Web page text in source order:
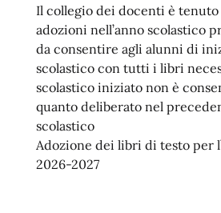
Il collegio dei docenti è tenuto
adozioni nell’anno scolastico
da consentire agli alunni di
scolastico con tutti i libri
scolastico iniziato non è
quanto deliberato nel
scolastico
Adozione dei libri di testo per
2026-2027